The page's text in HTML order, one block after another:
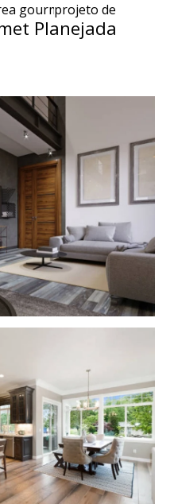
planejadas
gourmet planejada
projeto de area
Planejada